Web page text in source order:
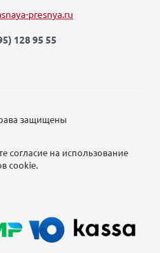
presnya.ru
128 95 55
защищены
согласие на использование
cookie.